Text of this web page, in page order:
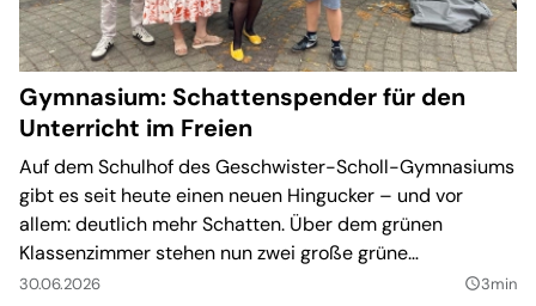
Gymnasium: Schattenspender für den
Unterricht im Freien
Auf dem Schulhof des Geschwister-Scholl-Gymnasiums
gibt es seit heute einen neuen Hingucker – und vor
allem: deutlich mehr Schatten. Über dem grünen
Klassenzimmer stehen nun zwei große grüne
Sonnenschirme. Sie sollen den Unterricht im Freien auch
30.06.2026 query_builder3min